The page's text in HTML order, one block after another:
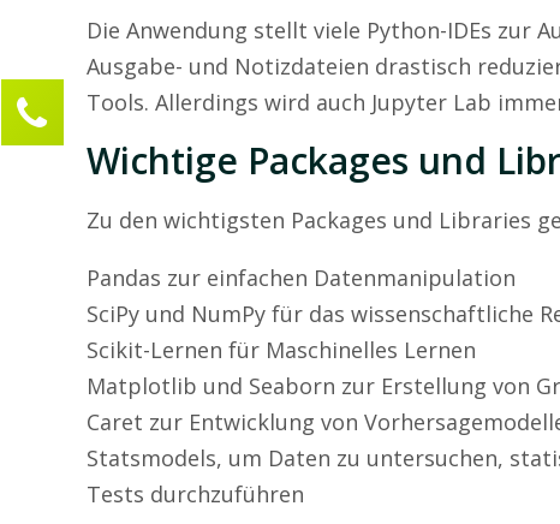
Die Anwendung stellt viele Python-IDEs zur
Ausgabe- und Notizdateien drastisch
Tools. Allerdings wird auch Jupyter Lab
Wichtige Packages und
Zu den wichtigsten Packages und Libraries
Pandas zur einfachen Datenmanipulation
SciPy und NumPy für das wissenschaftliche
Scikit-Lernen für Maschinelles Lernen
Matplotlib und Seaborn zur Erstellung von
Caret zur Entwicklung von
Statsmodels, um Daten zu untersuchen,
Tests durchzuführen
Kontaktieren Sie uns!
Marie Frösener
Kundenservice
0211 946 285 72-30
Ihre Anfrage